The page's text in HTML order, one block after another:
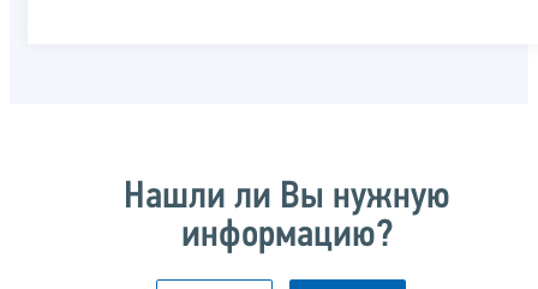
Нашли ли Вы нужную
информацию?